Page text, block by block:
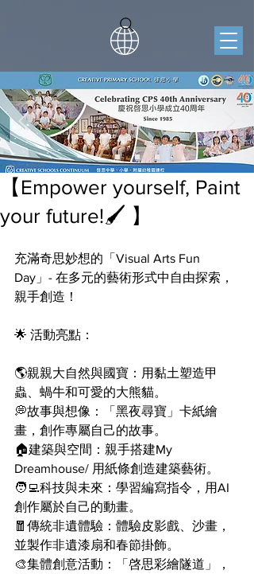
【Empower yourself, Paint
your future!🖌️ 】
充滿奇思妙想的「Visual Arts Fun
Day」- 在多元的藝術形式中自由探索，
親手創造！
🌟 活動亮點：
🌎親親大自然與國寶：用黏土塑造甲
蟲、蝸牛和可愛的大熊貓。
💭故事與想像：「黑夜尋寶」卡紙繪
畫，創作專屬自己的故事。
🏠建築與空間：親手搭建My
Dreamhouse/ 用紙條創造建築藝術。
🧑‍💻科技與未來：學習編寫指令，用AI
創作屬於自己的動畫。
🧧傳統非遺體驗：體驗皮影戲、沙畫，
並製作非遺漆扇和春節掛飾。
🎨集體創意活動：「啓思彩繪隧道」，